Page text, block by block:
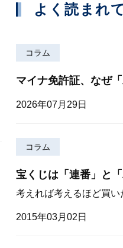
よく読まれ
コラム
マイナ免許証、なぜ
2026年07月29日
コラム
宝くじは「連番」と
考えれば考えるほど買い
2015年03月02日